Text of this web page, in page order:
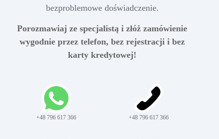
bezproblemowe doświadczenie.
Porozmawiaj ze specjalistą i złóż zamówienie
wygodnie przez telefon, bez rejestracji i bez
karty kredytowej!
+48 796 617 366 +48 796 617 366